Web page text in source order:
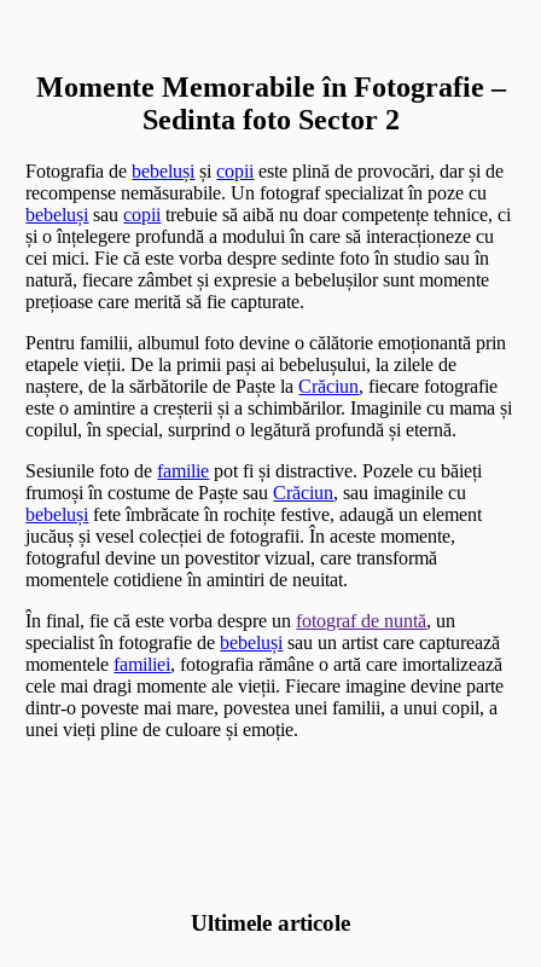
Momente Memorabile în Fotografie –
Sedinta foto Sector 2
Fotografia debebeluși șicopii este plină de provocări, dar și de
recompense nemăsurabile. Un fotograf specializat în poze cu
bebeluși saucopii trebuie să aibă nu doar competențe tehnice, ci
și o înțelegere profundă a modului în care să interacționeze cu
cei mici. Fie că este vorba despre sedinte foto în studio sau în
natură, fiecare zâmbet și expresie a bebelușilor sunt momente
prețioase care merită să fie capturate.
Pentru familii, albumul foto devine o călătorie emoționantă prin
etapele vieții. De la primii pași ai bebelușului, la zilele de
naștere, de la sărbătorile de Paște laCrăciun, fiecare fotografie
este o amintire a creșterii și a schimbărilor. Imaginile cu mama și
copilul, în special, surprind o legătură profundă și eternă.
Sesiunile foto defamilie pot fi și distractive. Pozele cu băieți
frumoși în costume de Paște sauCrăciun, sau imaginile cu
bebeluși fete îmbrăcate în rochițe festive, adaugă un element
jucăuș și vesel colecției de fotografii. În aceste momente,
fotograful devine un povestitor vizual, care transformă
momentele cotidiene în amintiri de neuitat.
În final, fie că este vorba despre unfotograf de nuntă, un
specialist în fotografie debebeluși sau un artist care capturează
momentelefamiliei, fotografia rămâne o artă care imortalizează
cele mai dragi momente ale vieții. Fiecare imagine devine parte
dintr-o poveste mai mare, povestea unei familii, a unui copil, a
unei vieți pline de culoare și emoție.
Ultimele articole